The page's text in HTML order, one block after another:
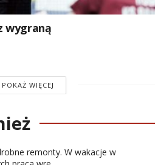
wygraną
POKAŻ WIĘCEJ
remonty. W wakacje w